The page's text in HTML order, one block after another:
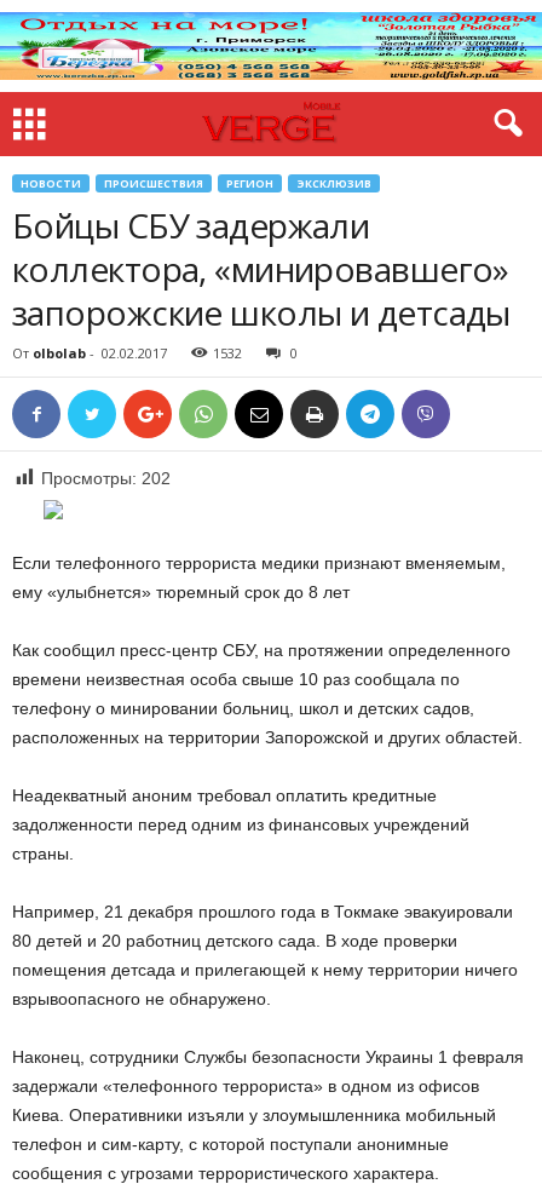
НОВОСТИ ПРОИСШЕСТВИЯ РЕГИОН ЭКСКЛЮЗИВ
Бойцы СБУ задержали
коллектора, «минировавшего»
запорожские школы и детсады
От olbolab - 02.02.2017 1532 0
Просмотры: 202
Если телефонного террориста медики признают вменяемым,
ему «улыбнется» тюремный срок до 8 лет
Как сообщил пресс-центр СБУ, на протяжении определенного
времени неизвестная особа свыше 10 раз сообщала по
телефону о минировании больниц, школ и детских садов,
расположенных на территории Запорожской и других областей.
Неадекватный аноним требовал оплатить кредитные
задолженности перед одним из финансовых учреждений
страны.
Например, 21 декабря прошлого года в Токмаке эвакуировали
80 детей и 20 работниц детского сада. В ходе проверки
помещения детсада и прилегающей к нему территории ничего
взрывоопасного не обнаружено.
Наконец, сотрудники Службы безопасности Украины 1 февраля
задержали «телефонного террориста» в одном из офисов
Киева. Оперативники изъяли у злоумышленника мобильный
телефон и сим-карту, с которой поступали анонимные
сообщения с угрозами террористического характера.